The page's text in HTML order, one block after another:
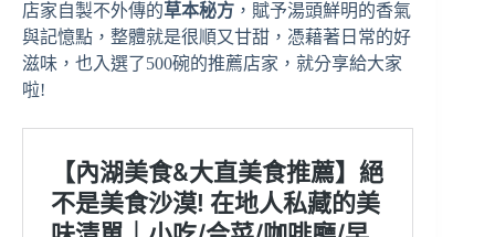
店家自製不外傳的草本秘方 ，賦予湯頭鮮明的香氣
與記憶點，整體就是很順又甘甜，憑藉著日常的好
滋味，也入選了500碗的推薦店家，就分享給大家
啦!